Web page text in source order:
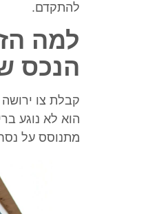
להתקדם.
למה
הנכס
קבלת צו
הוא לא נוגע
מתנוסס על